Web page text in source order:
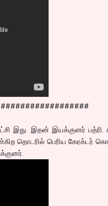
இது. இதன் இயக்குனர் பத்ரி.
தொடரில் பெரிய கேரக்டர்